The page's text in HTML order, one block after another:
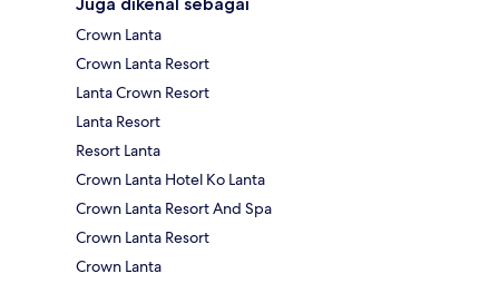
Crown Lanta
Crown Lanta Resort
Lanta Crown Resort
Lanta Resort
Resort Lanta
Crown Lanta Hotel Ko Lanta
Crown Lanta Resort And Spa
Crown Lanta Resort
Crown Lanta